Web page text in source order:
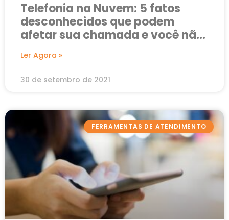
Telefonia na Nuvem: 5 fatos
desconhecidos que podem
afetar sua chamada e você não
Ler Agora »
30 de setembro de 2021
FERRAMENTAS DE ATENDIMENTO